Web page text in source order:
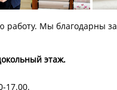
Мы благодарны
этаж.
17.00.